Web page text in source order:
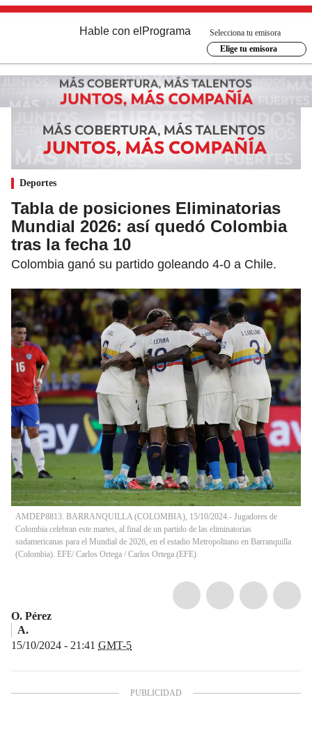
Hable con el Programa
Selecciona tu emisora
Elige tu emisora
Deportes
Tabla de posiciones Eliminatorias
Mundial 2026: así quedó Colombia
tras la fecha 10
Colombia ganó su partido goleando 4-0 a Chile.
AMDEP8813. BARRANQUILLA (COLOMBIA), 15/10/2024.- Jugadores de
Colombia celebran este martes, al final de un partido de las eliminatorias
sudamericanas para el Mundial de 2026, en el estadio Metropolitano en Barranquilla
(Colombia). EFE/ Carlos Ortega / Carlos Ortega (EFE)
O. Pérez
A.
15/10/2024 - 21:41 GMT-5